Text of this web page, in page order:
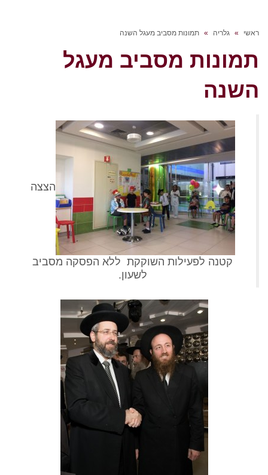
ראשי » גלריה » תמונות מסביב מעגל השנה
תמונות מסביב מעגל
השנה
הצצה
קטנה לפעילות השוקקת ללא הפסקה מסביב
לשעון.